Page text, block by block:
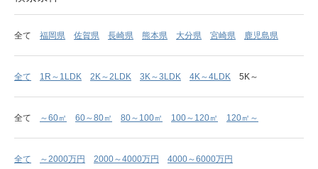
全て 福岡県 佐賀県 長崎県 熊本県 大分県 宮崎県 鹿児島県
全て 1R～1LDK 2K～2LDK 3K～3LDK 4K～4LDK 5K～
全て ～60㎡ 60～80㎡ 80～100㎡ 100～120㎡ 120㎡～
全て ～2000万円 2000～4000万円
4000～6000万円